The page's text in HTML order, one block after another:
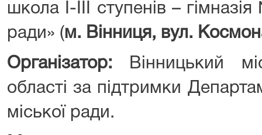
школа I-III ступенів –
ради» ( м. Вінниця, вул.
Організатор:
Вінницький
області за підтримки
міської ради.